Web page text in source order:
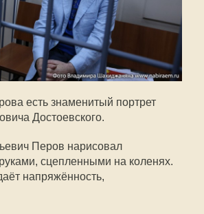
есть знаменитый портрет
Достоевского.
Перов нарисовал
сцепленными на коленях.
напряжённость,